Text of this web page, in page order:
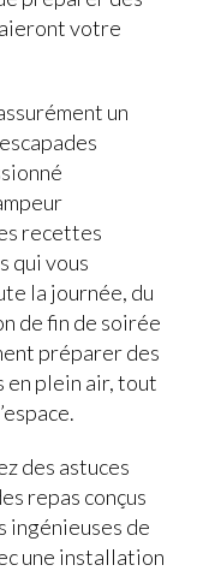
votre
un
recettes
qui vous
la journée, du
de fin de soirée
préparer des
plein air, tout
des astuces
repas conçus
ingénieuses de
une installation